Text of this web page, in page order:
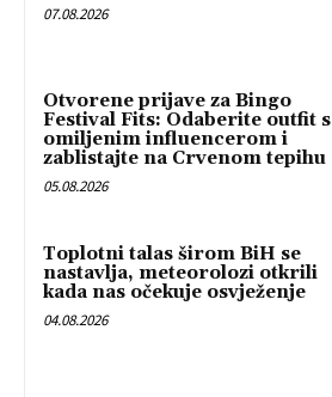
07.08.2026
Otvorene prijave za Bingo
Festival Fits: Odaberite outfit s
omiljenim influencerom i
zablistajte na Crvenom tepihu
05.08.2026
Toplotni talas širom BiH se
nastavlja, meteorolozi otkrili
kada nas očekuje osvježenje
04.08.2026